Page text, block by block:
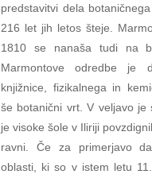
predstavitvi dela
216 let jih letos šteje.
1810 se nanaša tudi na
Marmontove odredbe je
knjižnice, fizikalnega in
še botanični vrt. V veljavo je
je visoke šole v Iliriji
ravni. Če za primerjavo
oblasti, ki so v istem letu